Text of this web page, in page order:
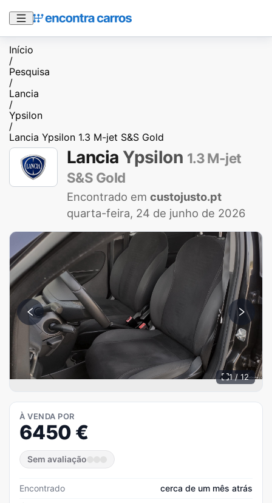
Início
/
Pesquisa
/
Lancia
/
Ypsilon
/
Lancia Ypsilon 1.3 M-jet S&S Gold
Lancia Ypsilon 1.3 M-jet
S&S Gold
Encontrado em custojusto.pt
quarta-feira, 24 de junho de 2026
1 / 12
À VENDA POR
6450 €
Sem avaliação
Encontrado
cerca de um mês atrás